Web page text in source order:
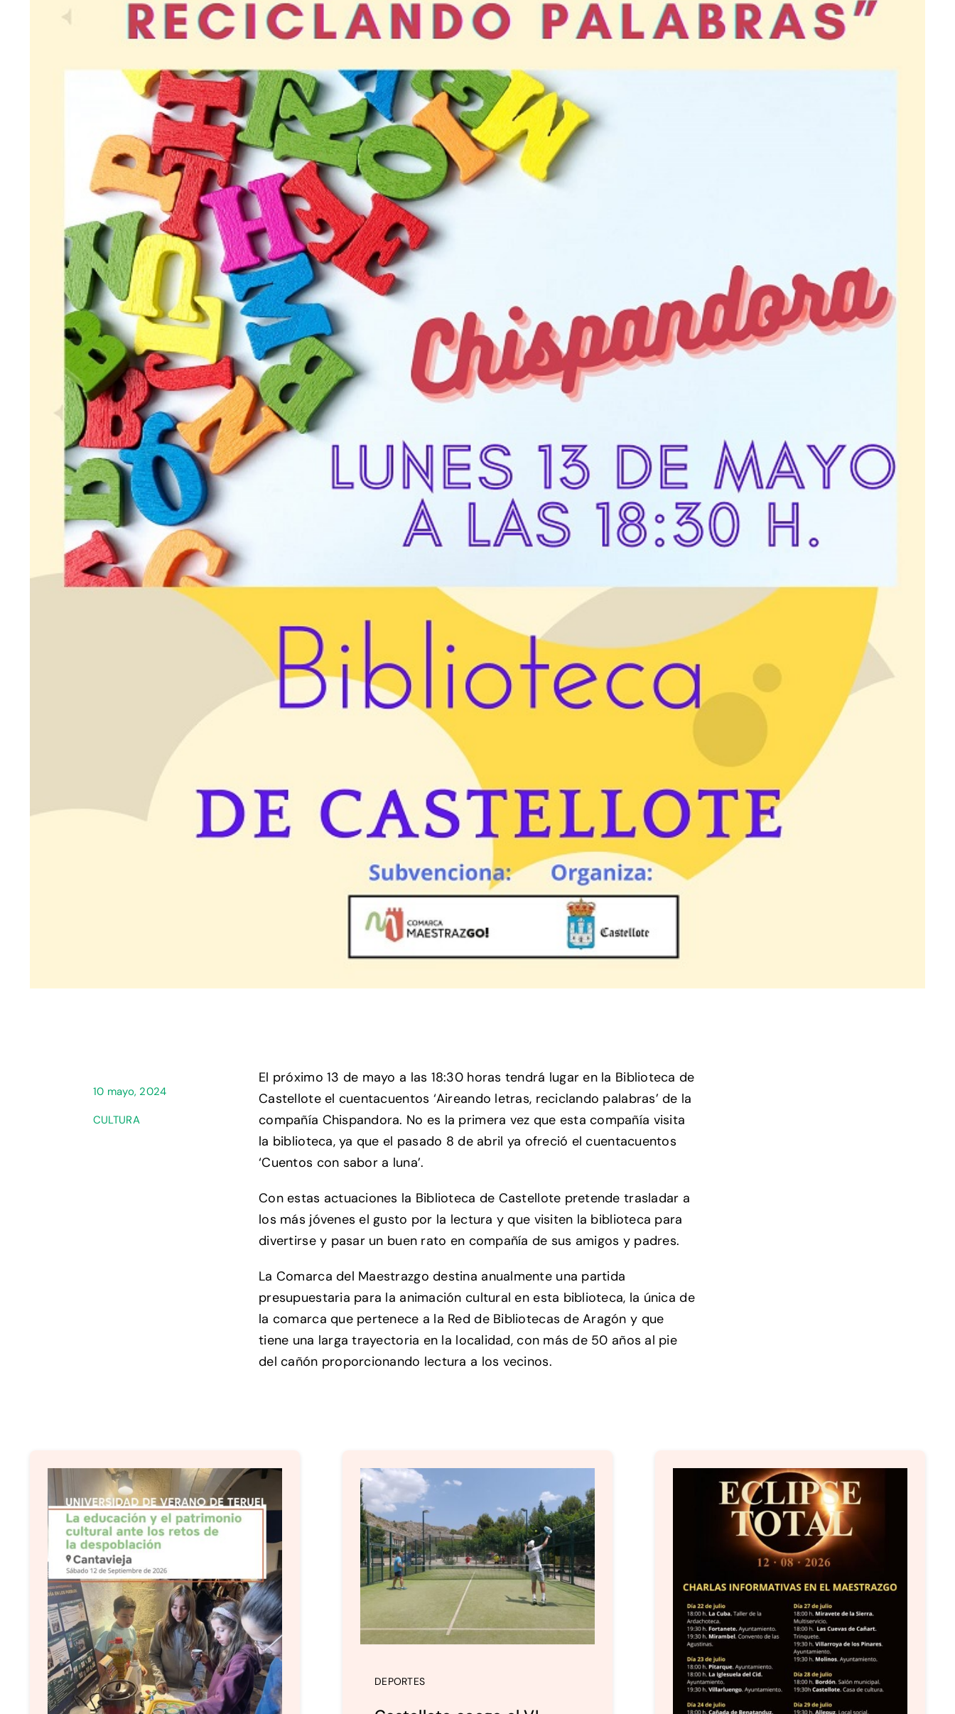
10 mayo, 2024
CULTURA
El próximo 13 de mayo a las 18:30 horas tendrá lugar en la Biblioteca de
Castellote el cuentacuentos ‘Aireando letras, reciclando palabras’ de la
compañía Chispandora. No es la primera vez que esta compañía visita
la biblioteca, ya que el pasado 8 de abril ya ofreció el cuentacuentos
‘Cuentos con sabor a luna’.
Con estas actuaciones la Biblioteca de Castellote pretende trasladar a
los más jóvenes el gusto por la lectura y que visiten la biblioteca para
divertirse y pasar un buen rato en compañía de sus amigos y padres.
La Comarca del Maestrazgo destina anualmente una partida
presupuestaria para la animación cultural en esta biblioteca, la única de
la comarca que pertenece a la Red de Bibliotecas de Aragón y que
tiene una larga trayectoria en la localidad, con más de 50 años al pie
del cañón proporcionando lectura a los vecinos.
DEPORTES